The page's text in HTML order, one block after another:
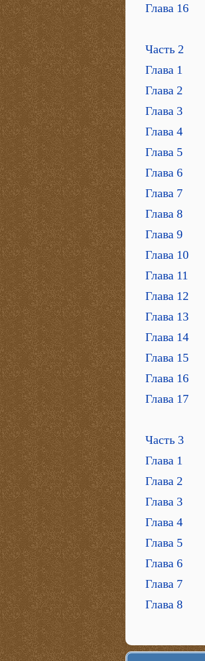
Глава 16
Часть 2
Глава 1
Глава 2
Глава 3
Глава 4
Глава 5
Глава 6
Глава 7
Глава 8
Глава 9
Глава 10
Глава 11
Глава 12
Глава 13
Глава 14
Глава 15
Глава 16
Глава 17
Часть 3
Глава 1
Глава 2
Глава 3
Глава 4
Глава 5
Глава 6
Глава 7
Глава 8